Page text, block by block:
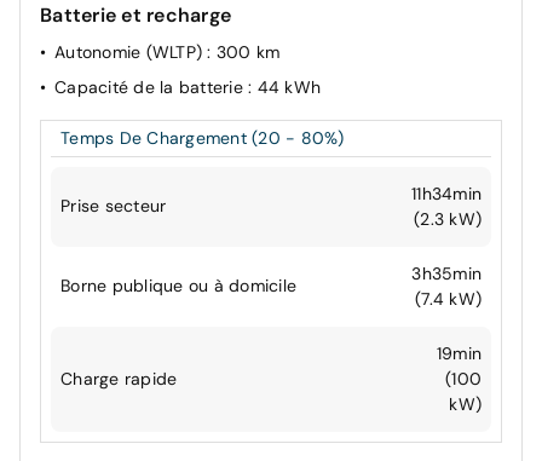
Batterie et recharge
Autonomie (WLTP): 300 km
Capacité de la batterie : 44 kWh
Temps De Chargement (20 - 80%)
Prise secteur
11h34min
(2.3 kW)
Borne publique ou à domicile
3h35min
(7.4 kW)
Charge rapide
19min
(100
kW)